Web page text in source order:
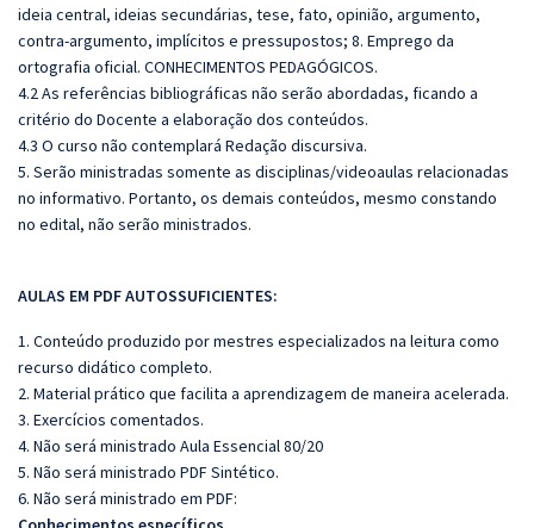
ideia central, ideias secundárias, tese, fato, opinião, argumento,
contra-argumento, implícitos e pressupostos; 8. Emprego da
ortografia oficial. CONHECIMENTOS PEDAGÓGICOS.
4.2 As referências bibliográficas não serão abordadas, ficando a
critério do Docente a elaboração dos conteúdos.
4.3 O curso não contemplará Redação discursiva.
5. Serão ministradas somente as disciplinas/videoaulas relacionadas
no informativo. Portanto, os demais conteúdos, mesmo constando
no edital, não serão ministrados.
AULAS EM PDF AUTOSSUFICIENTES:
1. Conteúdo produzido por mestres especializados na leitura como
recurso didático completo.
2. Material prático que facilita a aprendizagem de maneira acelerada.
3. Exercícios comentados.
4. Não será ministrado Aula Essencial 80/20
5. Não será ministrado PDF Sintético.
6. Não será ministrado em PDF: